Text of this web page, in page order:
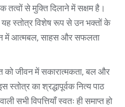
तत्वों से मुक्ति दिलाने में सक्षम है।
यह स्तोत्र विशेष रूप से उन भक्तों के
में आत्मबल, साहस और सफलता
को जीवन में सकारात्मकता, बल और
स्तोत्र का श्रद्धापूर्वक नित्य पाठ
सभी विपत्तियाँ स्वतः ही समाप्त हो